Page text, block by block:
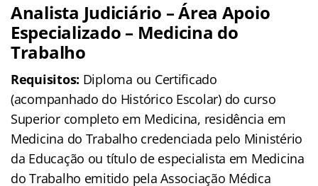
Analista Judiciário – Área Apoio
Especializado – Medicina do
Trabalho
Requisitos: Diploma ou Certificado
(acompanhado do Histórico Escolar) do curso
Superior completo em Medicina, residência em
Medicina do Trabalho credenciada pelo Ministério
da Educação ou título de especialista em Medicina
do Trabalho emitido pela Associação Médica